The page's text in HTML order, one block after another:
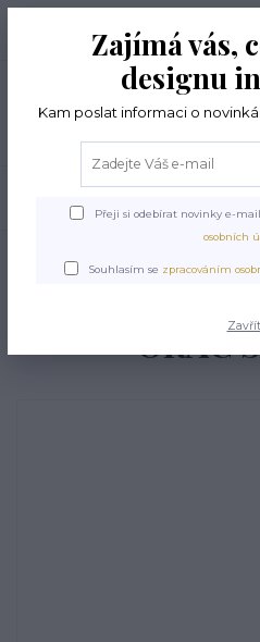
ORAC
Zajímá vás,
designu
Kam poslat informaci o
Přeji si odebírat novinky e-
osobních
Souhlasím se zpracováním
Zavřít